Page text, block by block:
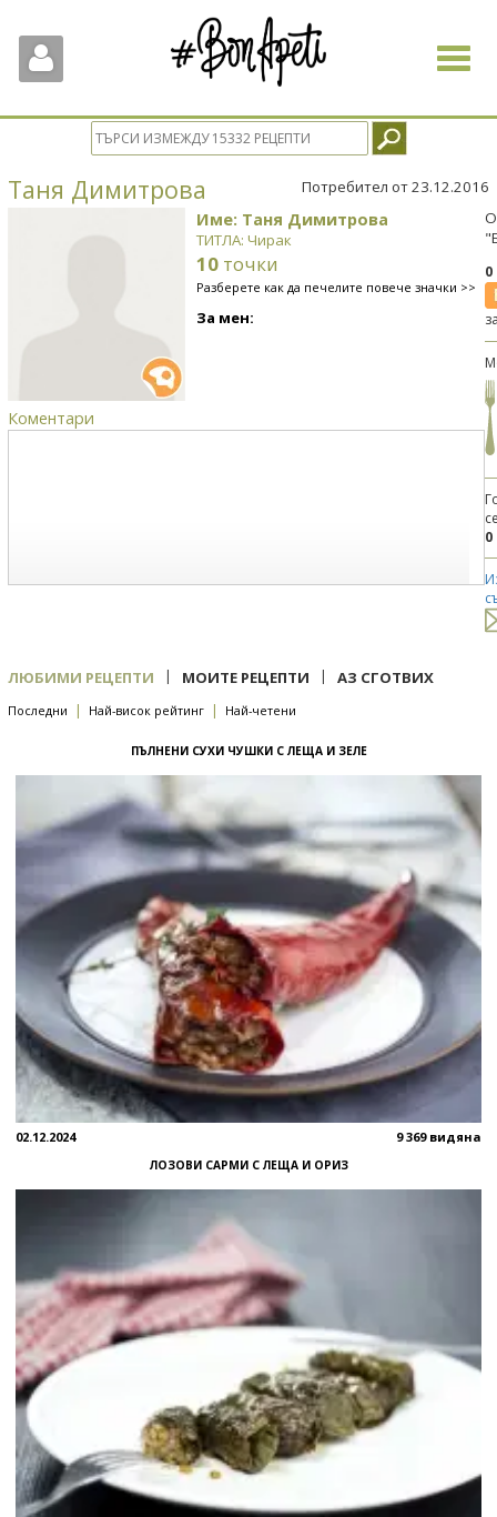
Toggle
Таня Димитрова Потребител от 23.12.2016
Име: Таня Димитрова
ТИТЛА: Чирак
10 точки
Разберете как да печелите повече значки >>
За мен:
Коментари
0
ЛЮБИМИ РЕЦЕПТИ | МОИТЕ РЕЦЕПТИ | АЗ СГОТВИХ
Последни | Най-висок рейтинг | Най-четени
ПЪЛНЕНИ СУХИ ЧУШКИ С ЛЕЩА И ЗЕЛЕ
02.12.2024 9 369 видяна
ЛОЗОВИ САРМИ С ЛЕЩА И ОРИЗ